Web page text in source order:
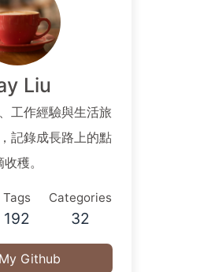
Liu
工作經驗與生活旅
記錄成長路上的點
收穫。
Tags
192
Categories
32
My Github